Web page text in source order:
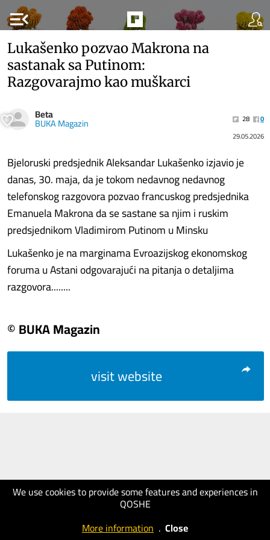
menu_open
We use cookies to provide some features and experiences in
QOSHE
More information . Close
Lukašenko pozvao Makrona na
sastanak sa Putinom:
Razgovarajmo kao muškarci
Beta
BUKA Magazin 28
0
29.05.2026
Bjeloruski predsjednik Aleksandar Lukašenko izjavio je
danas, 30. maja, da je tokom nedavnog nedavnog
telefonskog razgovora pozvao francuskog predsjednika
Emanuela Makrona da se sastane sa njim i ruskim
predsjednikom Vladimirom Putinom u Minsku
Lukašenko je na marginama Evroazijskog ekonomskog
foruma u Astani odgovarajući na pitanja o detaljima
razgovora........
© BUKA Magazin
visit website